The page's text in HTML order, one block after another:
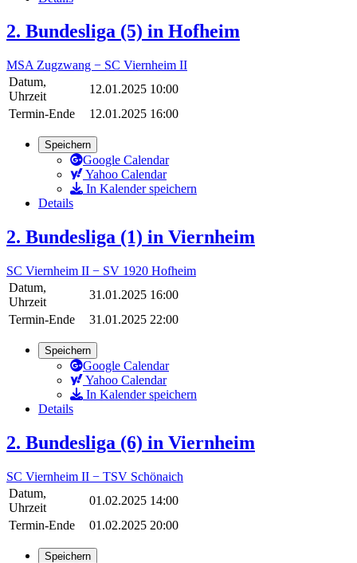
2. Bundesliga (5) in Hofheim
MSA Zugzwang − SC Viernheim II
Datum,
Uhrzeit
12.01.2025 10:00
Termin-Ende
12.01.2025 16:00
Speichern
Google Calendar
Yahoo Calendar
In Kalender speichern
Details
2. Bundesliga (1) in Viernheim
SC Viernheim II − SV 1920 Hofheim
Datum,
Uhrzeit
31.01.2025 16:00
Termin-Ende
31.01.2025 22:00
Speichern
Google Calendar
Yahoo Calendar
In Kalender speichern
Details
2. Bundesliga (6) in Viernheim
SC Viernheim II − TSV Schönaich
Datum,
Uhrzeit
01.02.2025 14:00
Termin-Ende
01.02.2025 20:00
Speichern